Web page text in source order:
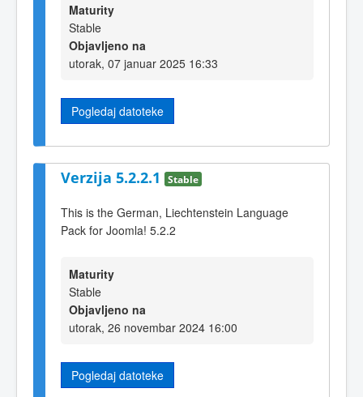
Maturity
Stable
Objavljeno na
utorak, 07 januar 2025 16:33
Pogledaj datoteke
Verzija 5.2.2.1 Stable
This is the German, Liechtenstein Language
Pack for Joomla! 5.2.2
Maturity
Stable
Objavljeno na
utorak, 26 novembar 2024 16:00
Pogledaj datoteke